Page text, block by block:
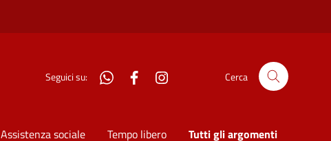
Seguici su: WhatsAppFacebook Cerca
Assistenza sociale Tempo libero Tutti gli argomenti